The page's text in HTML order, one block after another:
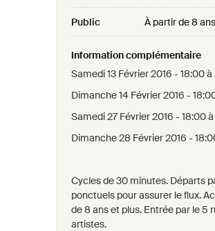
Public À partir de 8 ans
Information complémentaire
Samedi 13 Février 2016 - 18:00
Dimanche 14 Février 2016 -
Samedi 27 Février 2016 - 18:00
Dimanche 28 Février 2016 -
Cycles de 30 minutes. Départs
ponctuels pour assurer le flux.
de 8 ans et plus. Entrée par le 5
artistes.